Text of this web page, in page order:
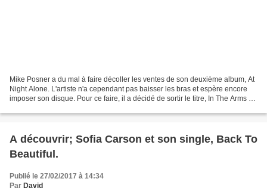
Mike Posner a du mal à faire décoller les ventes de son deuxième album, At
Night Alone. L'artiste n'a cependant pas baisser les bras et espère encore
imposer son disque. Pour ce faire, il a décidé de sortir le titre, In The Arms Of
A découvrir; Sofia Carson et son single, Back To
Beautiful.
Publié le 27/02/2017 à 14:34
Par David